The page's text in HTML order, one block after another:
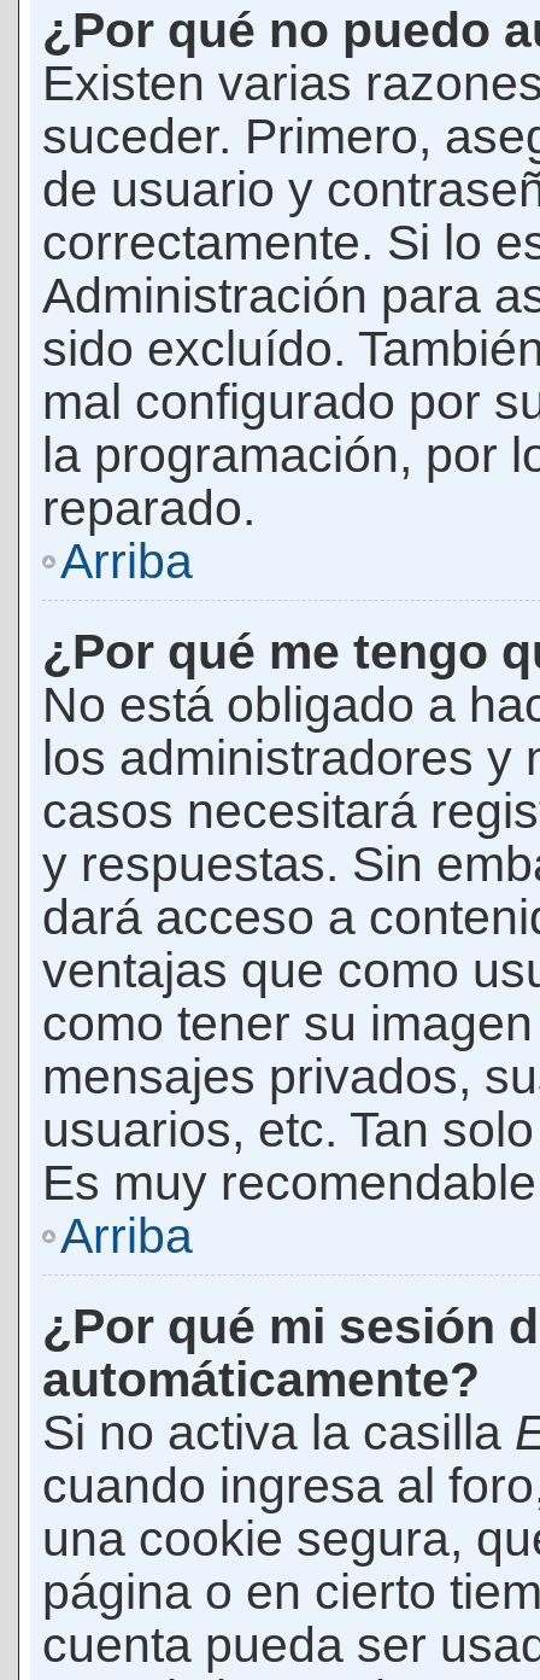
¿Por qué no puedo
Existen varias
suceder. Primero,
de usuario y
correctamente. Si lo
Administración para
sido excluído.
mal configurado por
la programación, por
reparado.
Arriba
¿Por qué me tengo
No está obligado a
los administradores y
casos necesitará
y respuestas. Sin
dará acceso a
ventajas que como
como tener su
mensajes privados,
usuarios, etc. Tan
Es muy
Arriba
¿Por qué mi sesión
automáticamente?
Si no activa la casilla
cuando ingresa al
una cookie segura,
página o en cierto
cuenta pueda ser